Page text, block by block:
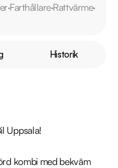
FarthållareRattvärme
Historik
Uppsala!
kombi med bekväm